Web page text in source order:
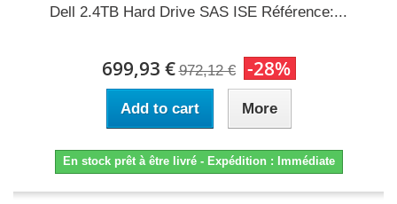
Dell 2.4TB Hard Drive SAS ISE Référence:...
699,93 € 972,12 € -28%
Add to cart More
En stock prêt à être livré - Expédition : Immédiate